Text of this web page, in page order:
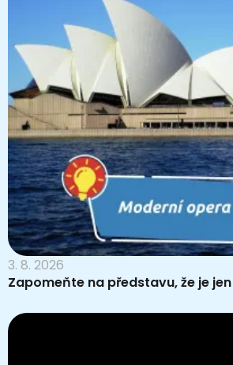
3. 8. 2026
Zapomeňte na představu, že je